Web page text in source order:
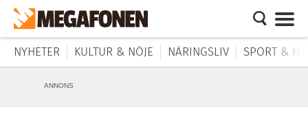
NYHETER KULTUR & NÖJE NÄRINGSLIV SPORT &
ANNONS